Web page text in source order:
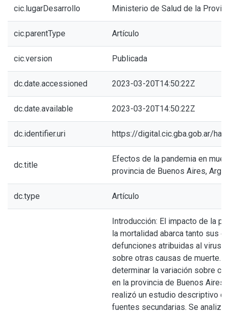
cic.lugarDesarrollo Ministerio de Salud de la
cic.parentType Artículo
cic.version Publicada
dc.date.accessioned 2023-03-20T14:50:22Z
dc.date.available 2023-03-20T14:50:22Z
dc.identifier.uri https://digital.cic.gba.gob.ar/
dc.title
Efectos de la pandemia en
provincia de Buenos Aires,
dc.type Artículo
Introducción: El impacto de la
la mortalidad abarca tanto sus
defunciones atribuidas al virus
sobre otras causas de muerte.
determinar la variación sobre
en la provincia de Buenos Aires
realizó un estudio descriptivo
fuentes secundarias. Se